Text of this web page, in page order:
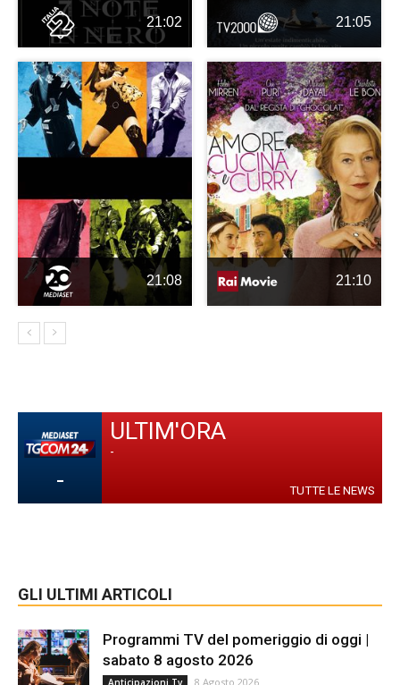
21:02 21:05
21:08 21:10
-
ULTIM'ORA
-
TUTTE LE NEWS
GLI ULTIMI ARTICOLI
Programmi TV del pomeriggio di oggi |
sabato 8 agosto 2026
Anticipazioni Tv 8 Agosto 2026